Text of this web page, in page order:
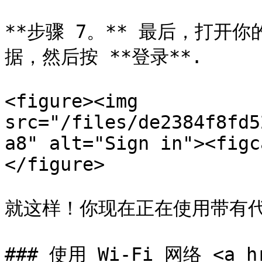
**步骤 7。** 最后，打开你
据，然后按 **登录**.
<figure><img
src="/files/
a8" alt="Sign
</figure>
就这样！你现在正在使用带
### 使用 Wi-Fi 网络 <a